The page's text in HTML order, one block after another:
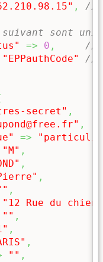
, //
sont
=> 0 ,
//
"EPPauthCode"
//
secret" ,
,
=>
"M" ,
,
,
,
"12 Rue du chien
"" ,
,
,
"" ,